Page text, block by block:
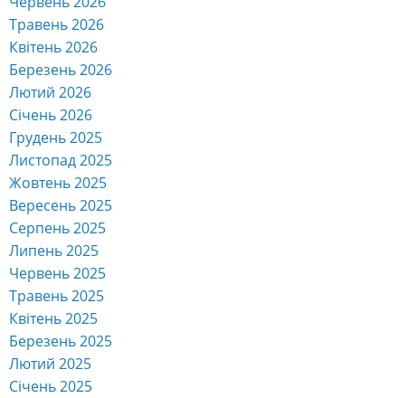
Травень 2026
Квітень 2026
Березень 2026
Лютий 2026
Січень 2026
Грудень 2025
Листопад 2025
Жовтень 2025
Вересень 2025
Серпень 2025
Липень 2025
Червень 2025
Травень 2025
Квітень 2025
Березень 2025
Лютий 2025
Січень 2025